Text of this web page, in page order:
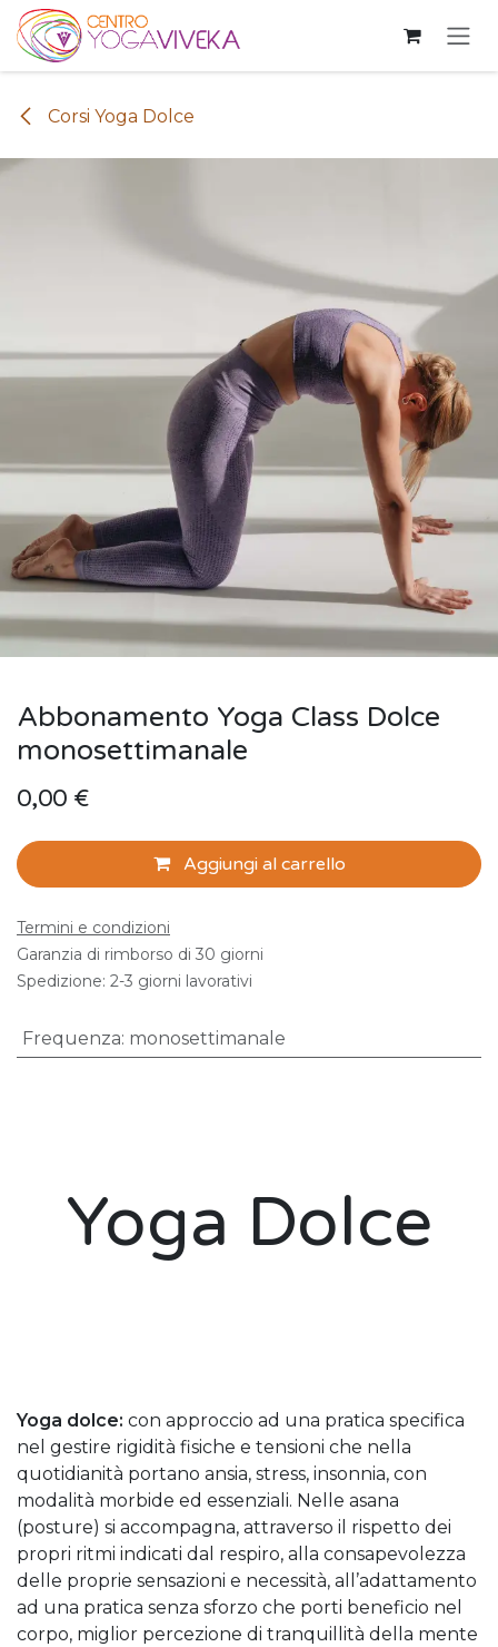
Passa al contenuto
Corsi Yoga Dolce
Abbonamento Yoga Class Dolce
monosettimanale
0,00 €
Aggiungi al carrello
Termini e condizioni
Garanzia di rimborso di 30 giorni
Spedizione: 2-3 giorni lavorativi
Frequenza: monosettimanale
Yoga Dolce
Yoga dolce: con approccio ad una pratica specifica
nel gestire rigidità fisiche e tensioni che nella
quotidianità portano ansia, stress, insonnia, con
modalità morbide ed essenziali. Nelle asana
(posture) si accompagna, attraverso il rispetto dei
propri ritmi indicati dal respiro, alla consapevolezza
delle proprie sensazioni e necessità, all’adattamento
ad una pratica senza sforzo che porti beneficio nel
corpo, miglior percezione di tranquillità della mente